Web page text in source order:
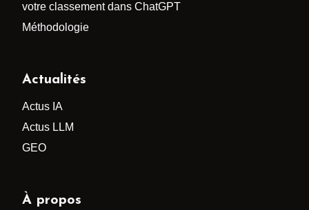
votre classement dans ChatGPT
Méthodologie
Actualités
Actus IA
Actus LLM
GEO
À propos